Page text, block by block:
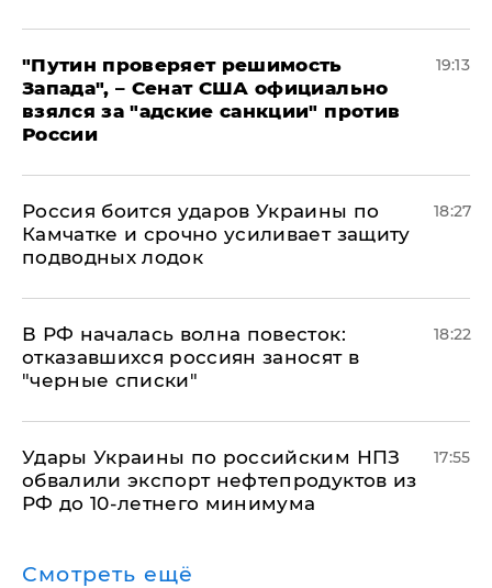
"Путин проверяет решимость
Запада", – Сенат США официально
взялся за "адские санкции" против
России
19:13
Россия боится ударов Украины по
Камчатке и срочно усиливает защиту
подводных лодок
18:27
​В РФ началась волна повесток:
отказавшихся россиян заносят в
"черные списки"
18:22
Удары Украины по российским НПЗ
обвалили экспорт нефтепродуктов из
РФ до 10-летнего минимума
17:55
Смотреть ещё